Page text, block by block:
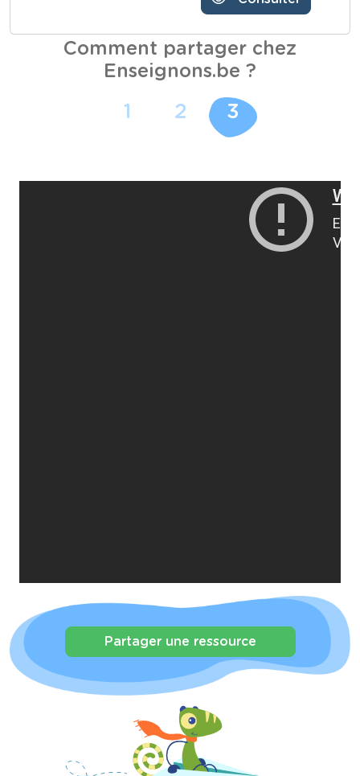
Comment partager chez
Enseignons.be ?
1 2 3
Partager une ressource